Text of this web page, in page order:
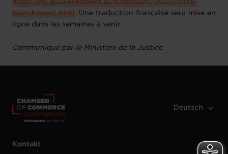
https://mj.gouvernement.lu/fr/dossiers/2020/lutte-
blanchiment.html . Une traduction française sera mise en
ligne dans les semaines à venir.
Communiqué par le Ministère de la Justice
Kontakt